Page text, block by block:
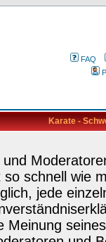
FAQ
Karate -
schnell wie
jede
Meinung